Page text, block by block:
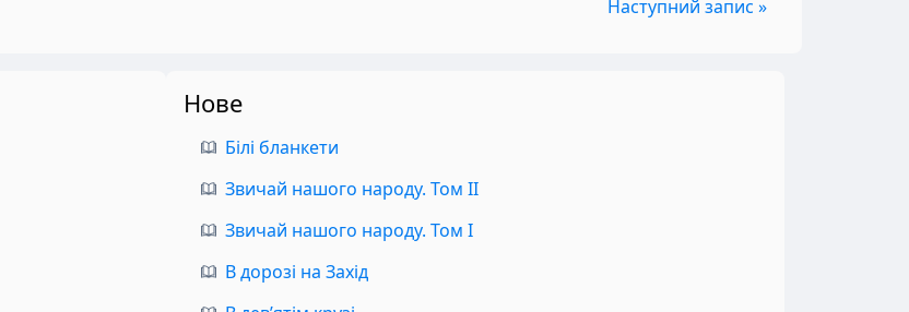
Наступний запис »
Нове
Білі бланкети
Звичай нашого народу. Том II
Звичай нашого народу. Том I
В дорозі на Захід